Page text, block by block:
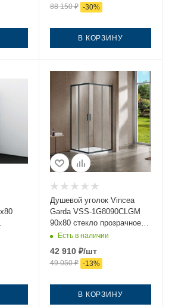
88 150₽ -30%
В КОРЗИНУ
Душевой уголок Vincea
Garda VSS-1G8090CLGM
90х80 стекло прозрачное
профиль вороненая сталь
без поддона
Есть в наличии
42 910₽/шт
49 050₽ -13%
В КОРЗИНУ